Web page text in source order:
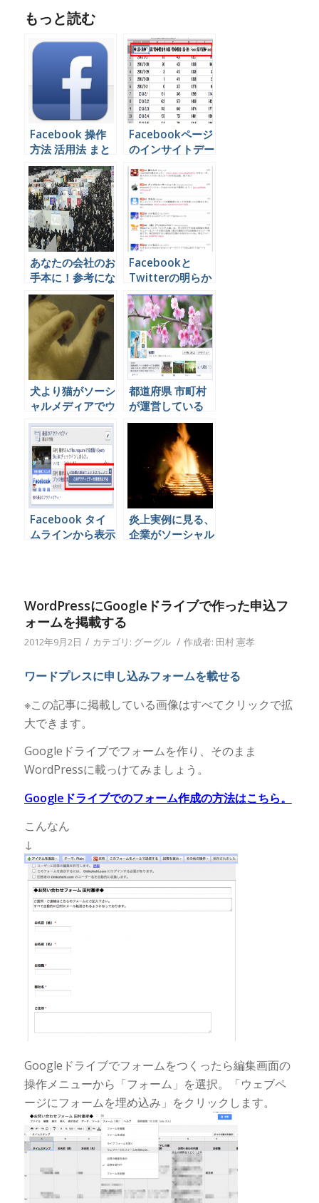
もっと読む
Facebook 操作
方法 活用法 まと
め
Facebookページ
のインサイトデー
タ エクスポート
時の文字化けを修
正する方法
あなたの会社のお
手本に！参考にな
る新卒採用
Facebookページ
Facebookと
Twitterの明らか
な３つの違いを理
解して効果的に連
動させる方法
犬より猫がソーシ
ャルメディアでウ
ケる２つの理由と
は
都道府県 市町村
が運営している
Facebookページ
Facebook タイ
ムラインから表示
炎上実例に見る、
企業がソーシャル
WordPressにGoogleドライブで作った申込フ
ォームを掲載する
2012年9月2日 / カテゴリ: グーグル / 作成者: 田村 憲孝
ワードプレスに申し込みフォームを載せる
※この記事に掲載している画像はすべてクリックで拡
大できます。
Googleドライブでフォームを作り、そのまま
WordPressに載っけてみましょう。
Googleドライブでのフォーム作成の方法はこちら。
こんなん
↓
Googleドライブでフォームをつくったら編集画面の
操作メニューから「フォーム」を選択。「ウェブペ
ージにフォームを埋め込み」をクリックします。